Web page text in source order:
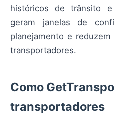
históricos de trânsito
geram janelas de
planejamento e
transportadores.
Como
transportadores